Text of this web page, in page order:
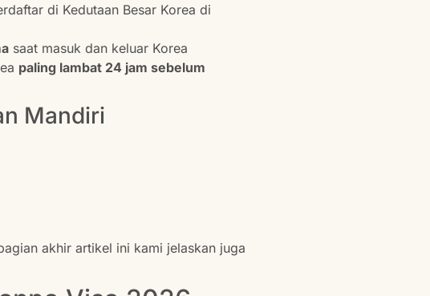
di Kedutaan Besar Korea di
saat masuk dan keluar Korea
paling lambat 24 jam sebelum
Mandiri
akhir artikel ini kami jelaskan juga